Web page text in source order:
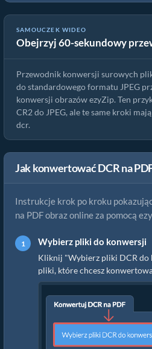
SAMOUCZEK WIDEO
Obejrzyj 60-sekundowy
Jak konwertować obrazy dcr online
Przewodnik konwersji surowych
do standardowego formatu JPEG
konwersji obrazów ezyZip. Ten
CR2 do JPEG, ale te same kroki
dcr.
Jak konwertować DCR na
Instrukcje krok po kroku
na PDF obraz online za pomocą
Wybierz pliki do konwersji
Kliknij "Wybierz pliki DCR do
pliki, które chcesz